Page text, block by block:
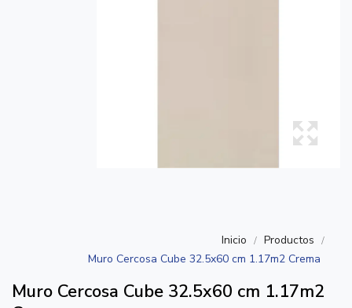
Inicio
Productos
Muro Cercosa Cube 32.5x60 cm 1.17m2 Crema
Muro Cercosa Cube 32.5x60 cm 1.17m2